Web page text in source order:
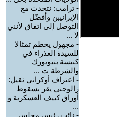
- ترامب: نتحدث مع
الإيرانيين وأفضّل
التوصل إلى اتفاق لأنني
لا ...
- مجهول يحطم تمثالا
للسيدة العذراء في
كنيسة بنيويورك
والشرطة ت ...
- اعتراف أوكراني ثقيل:
زالوجني يقر بسقوط
أوراق كييف العسكرية و
...
- نائب رئيس مجلس